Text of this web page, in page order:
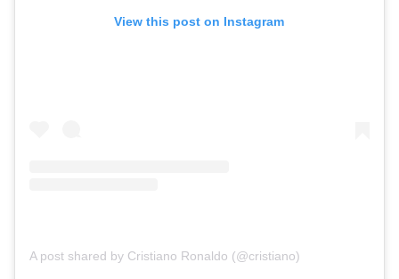
View this post on Instagram
A post shared by Cristiano Ronaldo (@cristiano)